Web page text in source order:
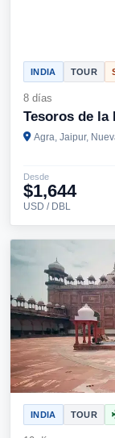
INDIA TOUR
8 días
Tesoros de la
Agra, Jaipur,
Desde
$1,644
USD / DBL
INDIA TOUR